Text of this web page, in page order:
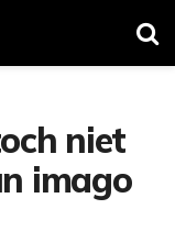
niet
imago